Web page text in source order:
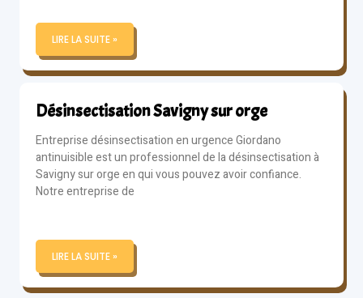
LIRE LA SUITE »
Désinsectisation Savigny sur orge
Entreprise désinsectisation en urgence Giordano
antinuisible est un professionnel de la désinsectisation à
Savigny sur orge en qui vous pouvez avoir confiance.
Notre entreprise de
LIRE LA SUITE »